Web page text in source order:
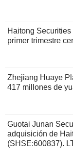
Haitong
primer trimestre
Zhejiang Huaye
417 millones de
Guotai Junan
adquisición de
(SHSE:600837).